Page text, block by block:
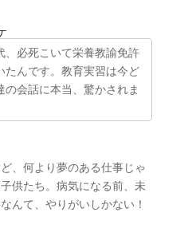
、必死こいて栄養教諭免許
たんです。教育実習は今ど
の会話に本当、驚かされま
、何より夢のある仕事じゃ
供たち。病気になる前、未
んて、やりがいしかない！